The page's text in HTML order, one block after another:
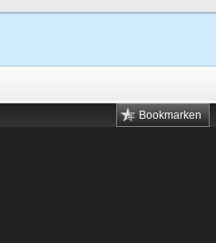
Bookmarken